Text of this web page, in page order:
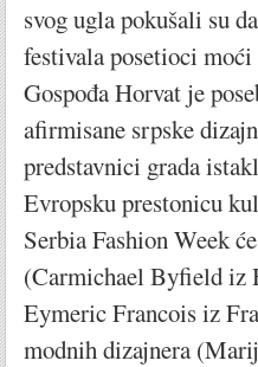
svog ugla pokušali su
festivala posetioci moći
Gospođa Horvat je
afirmisane srpske
predstavnici grada
Evropsku prestonicu
Serbia Fashion Week
(Carmichael Byfield iz
Eymeric Francois iz
modnih dizajnera